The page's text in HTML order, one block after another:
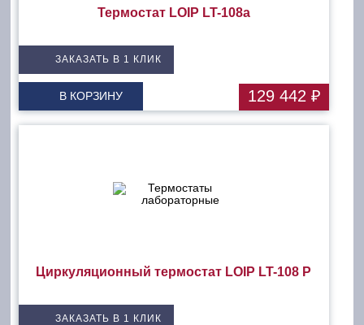
Термостат LOIP LT-108a
ЗАКАЗАТЬ В 1 КЛИК
В КОРЗИНУ 129 442 ₽
Циркуляционный термостат LOIP LT-108 P
ЗАКАЗАТЬ В 1 КЛИК